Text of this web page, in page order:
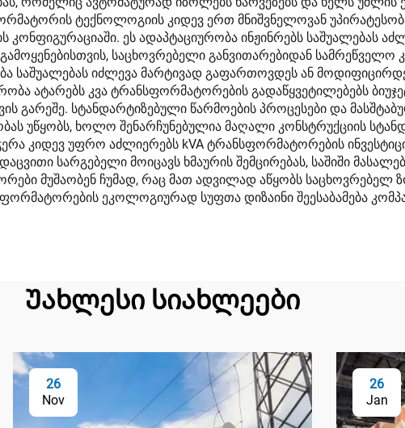
ტექნოლოგიის კიდევ ერთ მნიშვნელოვან
კონფიგურაციაში. ეს ადაპტაციურობა ინჟინრებს საშუალებას
საცხოვრებელი განვითარებიდან სამრეწველო
საშუალებას იძლევა მარტივად გაფართოვდეს ან
ატარებს კვა ტრანსფორმატორების გადაწყვეტილებებს
გარეშე. სტანდარტიზებული წარმოების პროცესები და
უწყობს, ხოლო შენარჩუნებულია მაღალი კონსტრუქციის
კიდევ უფრო აძლიერებს kVA ტრანსფორმატორების
სარგებელი მოიცავს ხმაურის შემცირებას, საშიში
მუშაობენ ჩუმად, რაც მათ ადვილად აწყობს საცხოვრებელ
ეკოლოგიურად სუფთა დიზაინი შეესაბამება
Უახლესი სიახლეები
26
Nov
26
Jan